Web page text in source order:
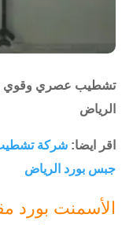
تشطيب عصري وقوي
الرياض
اقر ايضا:شركة
جبس بورد الرياض
الأسمنت بورد